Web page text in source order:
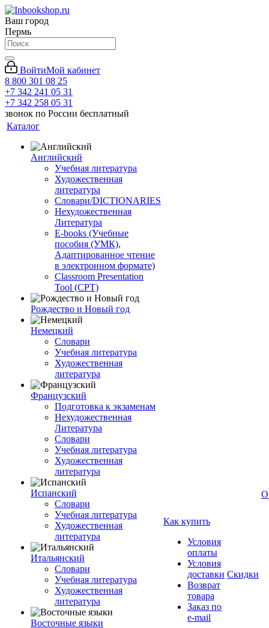
Ваш город
Пермь
ВойтиМой кабинет
8 800 301 08 25
+7 342 241 05 31
+7 342 258 05 31
звонок по России бесплатный
Каталог
Английский
Учебная литература
Художественная
литература
Словари/DICTIONARIES
Нехудожественная
Литература
E-books (Учебные
пособия (УМК),
Адаптированное чтение
в электронном формате)
Classroom Presentation
Tool (CPT)
Рождество и Новый год
Немецкий
Словари
Учебная литература
Художественная
литература
Французский
Подготовка к экзаменам
Нехудожественная
Литература
Словари
Учебная литература
Художественная
литература
Испанский
Словари
Учебная литература
Художественная
литература
Итальянский
Словари
Учебная литература
Художественная
литература
Восточные языки
Как купить
Условия
оплаты
Условия
доставки
Возврат
товара
Заказ по
e-mail
Скидки
О